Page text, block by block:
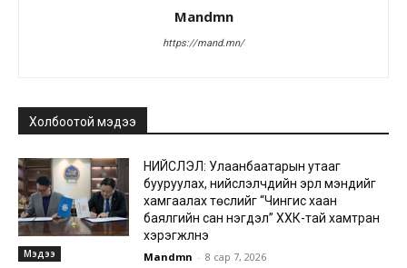
Mandmn
https://mand.mn/
Холбоотой мэдээ
Мэдээ
НИЙСЛЭЛ: Улаанбаатарын утааг
бууруулах, нийслэлчүүдийн эрүүл мэндийг
хамгаалах төслийг “Чингис хаан
баялгийн сан нэгдэл” ХХК-тай хамтран
хэрэгжүүлнэ
Mandmn - 8 сар 7, 2026